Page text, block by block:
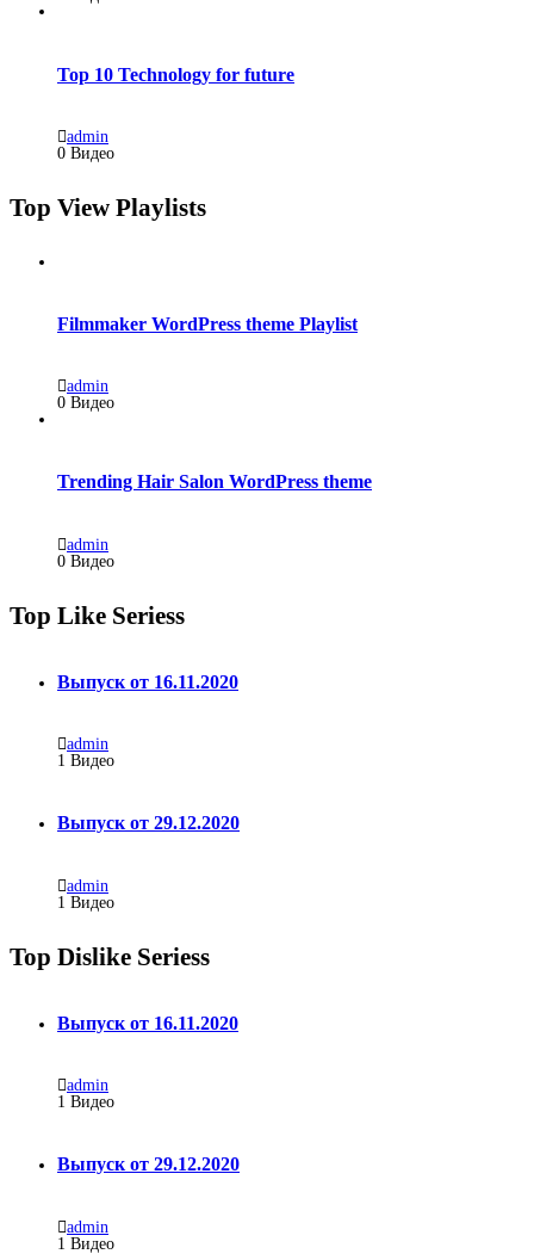
Top 10 Technology for future
admin
0 Видео
Top View Playlists
Filmmaker WordPress theme Playlist
admin
0 Видео
Trending Hair Salon WordPress theme
admin
0 Видео
Top Like Seriess
Выпуск от 16.11.2020
admin
1 Видео
Выпуск от 29.12.2020
admin
1 Видео
Top Dislike Seriess
Выпуск от 16.11.2020
admin
1 Видео
Выпуск от 29.12.2020
admin
1 Видео